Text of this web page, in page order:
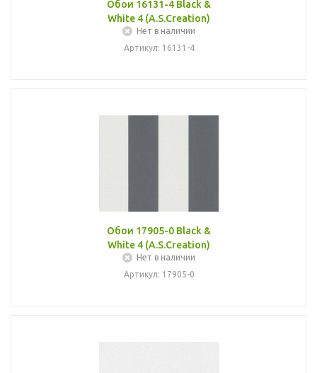
Обои 16131-4 Black &
White 4 (A.S.Creation)
Нет в наличии
Артикул: 16131-4
Обои 17905-0 Black &
White 4 (A.S.Creation)
Нет в наличии
Артикул: 17905-0